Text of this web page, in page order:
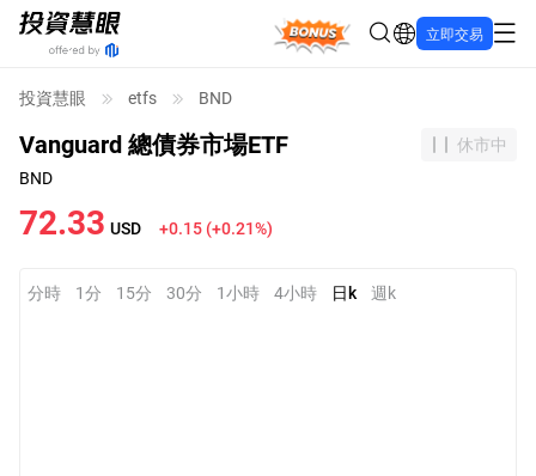
Bonus 立即交易
投資慧眼 etfs BND
Vanguard 總債券市場ETF
休市中
BND
72.33 USD +0.15 (+0.21%)
分時 1分 15分 30分 1小時 4小時 日k 週k